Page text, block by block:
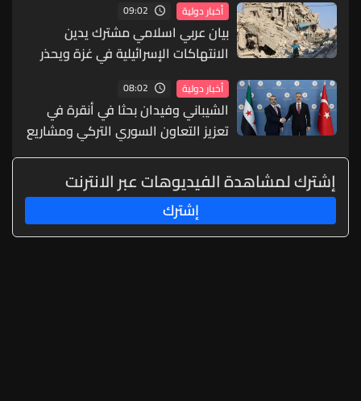
أخبار دولية 09:02
بيان عربي اسلامي مشترك يدين
الانتهاكات الإسرائيلية في غزة ويحذر
من تقويض مسار السلام
أخبار دولية 08:02
الشيباني وفيدان بحثا في أنقرة في
تعزيز التعاون السوري التركي ومشاريع
الربط الإقليمي
إشترك لمشاهدة الفيديوهات عبر الانترنت
إشترك